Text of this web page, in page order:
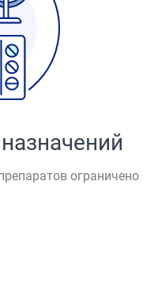
ограничено